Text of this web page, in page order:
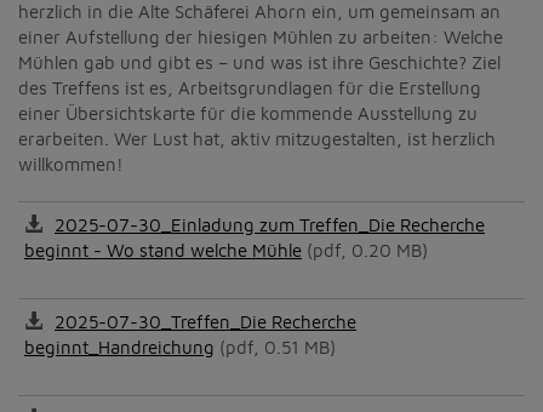
herzlich in die Alte Schäferei Ahorn ein, um gemeinsam an
einer Aufstellung der hiesigen Mühlen zu arbeiten: Welche
Mühlen gab und gibt es – und was ist ihre Geschichte? Ziel
des Treffens ist es, Arbeitsgrundlagen für die Erstellung
einer Übersichtskarte für die kommende Ausstellung zu
erarbeiten. Wer Lust hat, aktiv mitzugestalten, ist herzlich
willkommen!
2025-07-30_Einladung zum Treffen_Die Recherche
beginnt - Wo stand welche Mühle (pdf, 0.20 MB)
2025-07-30_Treffen_Die Recherche
beginnt_Handreichung (pdf, 0.51 MB)